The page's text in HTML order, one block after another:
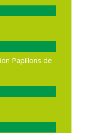
Papillons de